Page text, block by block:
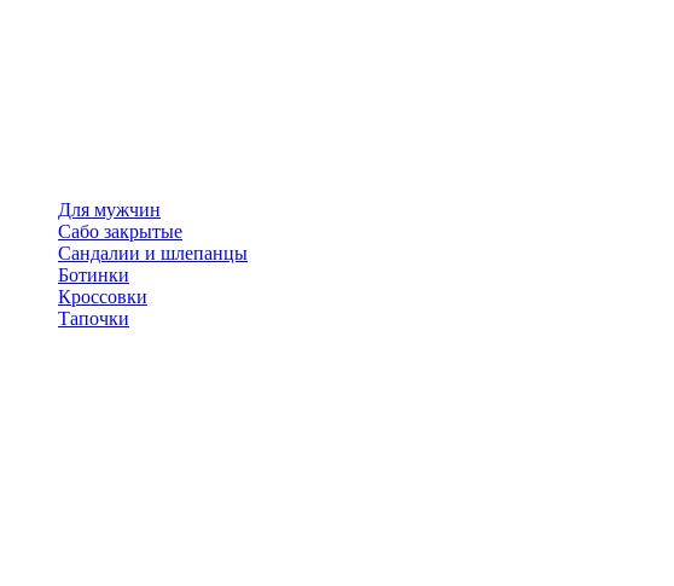
Для мужчин
Сабо закрытые
Сандалии и шлепанцы
Ботинки
Кроссовки
Тапочки